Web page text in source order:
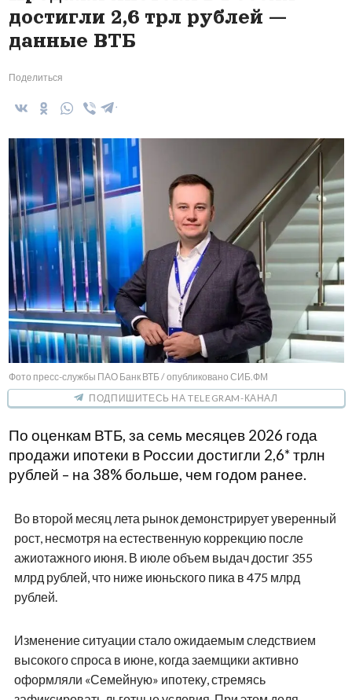
достигли 2,6 трл рублей —
данные ВТБ
Поделиться
Фото пресс-службы ПАО Банк ВТБ / опубликовано СИБ.ФМ
ПОДПИШИТЕСЬ НА TELEGRAM-КАНАЛ
По оценкам ВТБ, за семь месяцев 2026 года
продажи ипотеки в России достигли 2,6* трлн
рублей – на 38% больше, чем годом ранее.
Во второй месяц лета рынок демонстрирует уверенный
рост, несмотря на естественную коррекцию после
ажиотажного июня. В июле объем выдач достиг 355
млрд рублей, что ниже июньского пика в 475 млрд
рублей.
Изменение ситуации стало ожидаемым следствием
высокого спроса в июне, когда заемщики активно
оформляли «Семейную» ипотеку, стремясь